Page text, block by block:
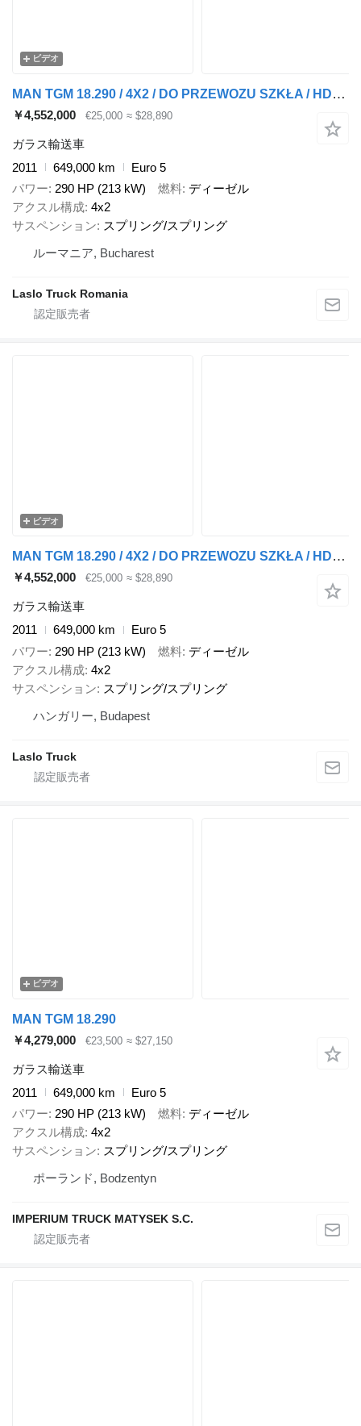
ビデオ
MAN TGM 18.290 / 4X2 / DO PRZEWOZU SZKŁA / HDS HIAB 122 E-2 / PLATFO
￥4,552,000 €25,000 ≈ $28,890
ガラス輸送車
2011
649,000 km
Euro 5
パワー 290 HP (213 kW) 燃料 ディーゼル
アクスル構成 4x2
サスペンション
スプリング/スプリング
ルーマニア, Bucharest
Laslo Truck Romania
ビデオ
MAN TGM 18.290 / 4X2 / DO PRZEWOZU SZKŁA / HDS HIAB 122 E-2 / PLATFO
￥4,552,000 €25,000 ≈ $28,890
ガラス輸送車
2011
649,000 km
Euro 5
パワー 290 HP (213 kW) 燃料 ディーゼル
アクスル構成 4x2
サスペンション
スプリング/スプリング
ハンガリー, Budapest
Laslo Truck
ビデオ
MAN TGM 18.290
￥4,279,000
€23,500 ≈ $27,150
ガラス輸送車
2011
649,000 km
Euro 5
パワー 290 HP (213 kW) 燃料 ディーゼル
アクスル構成 4x2
サスペンション
スプリング/スプリング
ポーランド, Bodzentyn
IMPERIUM TRUCK MATYSEK S.C.